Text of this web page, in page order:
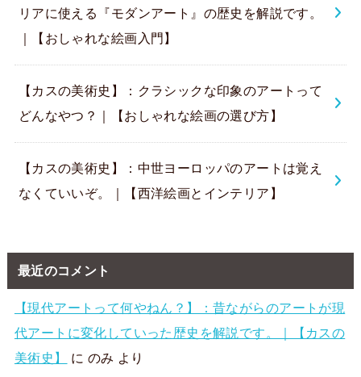
リアに使える『モダンアート』の歴史を解説です。
｜【おしゃれな絵画入門】
【カスの美術史】：クラシックな印象のアートって
どんなやつ？｜【おしゃれな絵画の選び方】
【カスの美術史】：中世ヨーロッパのアートは覚え
なくていいぞ。｜【西洋絵画とインテリア】
最近のコメント
【現代アートって何やねん？】：昔ながらのアートが現
代アートに変化していった歴史を解説です。｜【カスの
美術史】
に のみ より